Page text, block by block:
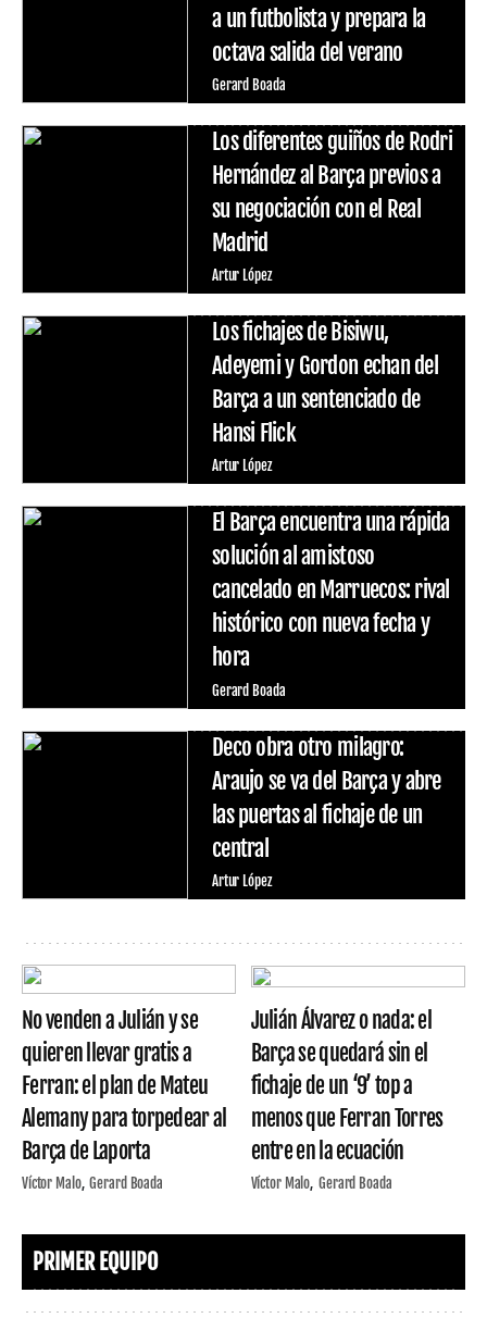
a un futbolista y prepara la
octava salida del verano
Gerard Boada
Los diferentes guiños de Rodri
Hernández al Barça previos a
su negociación con el Real
Madrid
Artur López
Los fichajes de Bisiwu,
Adeyemi y Gordon echan del
Barça a un sentenciado de
Hansi Flick
Artur López
El Barça encuentra una rápida
solución al amistoso
cancelado en Marruecos: rival
histórico con nueva fecha y
hora
Gerard Boada
Deco obra otro milagro:
Araujo se va del Barça y abre
las puertas al fichaje de un
central
Artur López
No venden a Julián y se
quieren llevar gratis a
Ferran: el plan de Mateu
Alemany para torpedear al
Barça de Laporta
Víctor Malo Gerard Boada
Julián Álvarez o nada: el
Barça se quedará sin el
fichaje de un ‘9’ top a
menos que Ferran Torres
entre en la ecuación
Víctor Malo Gerard Boada
PRIMER EQUIPO